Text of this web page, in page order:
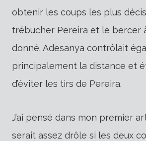
obtenir les coups les plus
trébucher Pereira et le bercer
donné. Adesanya contrôlait
principalement la distance et
d’éviter les tirs de Pereira.
J’ai pensé dans mon premier
serait assez drôle si les deux